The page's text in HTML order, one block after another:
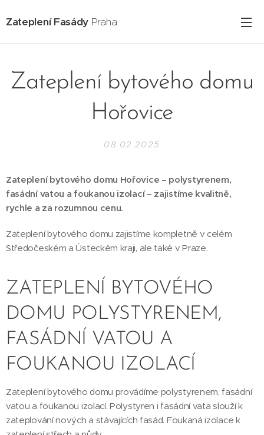
Zateplení Fasády Praha
Zateplení bytového domu
Hořovice
08.02.2025
Zateplení bytového domu Hořovice – polystyrenem,
fasádní vatou a foukanou izolací – zajistíme kvalitně,
rychle a za rozumnou cenu.
Zateplení bytového domu zajistíme kompletně v celém
Středočeském a Ústeckém kraji, ale také v Praze.
ZATEPLENÍ BYTOVÉHO
DOMU POLYSTYRENEM,
FASÁDNÍ VATOU A
FOUKANOU IZOLACÍ
Zateplení bytového domu provádíme polystyrenem, fasádní
vatou a foukanou izolací. Polystyren i fasádní vata slouží k
zateplování nových a stávajících fasád. Foukaná izolace k